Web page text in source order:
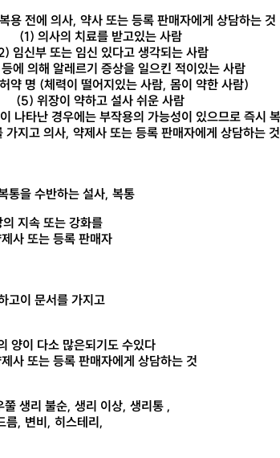
용 전에 의사, 약사 또는 등록 판매자에게 상담하는 것
(1) 의사의 치료를 받고있는 사람
임신부 또는 임신 있다고 생각되는 사람
에 의해 알레르기 증상을 일으킨 적이있는 사람
약 명 (체력이 떨어지있는 사람, 몸이 약한 사람)
(5) 위장이 약하고 설사 쉬운 사람
나타난 경우에는 부작용의 가능성이 있으므로 즉시
가지고 의사, 약제사 또는 등록 판매자에게 상담하는
통을 수반하는 설사, 복통
지속 또는 강화를
사 또는 등록 판매자
고이 문서를 가지고
양이 다소 많은되기도 수있다
사 또는 등록 판매자에게 상담하는 것
생리 불순, 생리 이상, 생리통 ,
름, 변비, 히스테리,